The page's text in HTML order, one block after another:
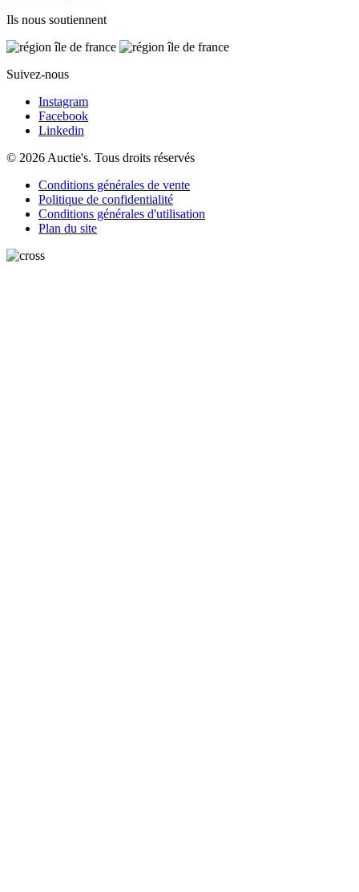
Ils nous soutiennent
Suivez-nous
Instagram
Facebook
Linkedin
© 2026 Auctie's. Tous droits réservés
Conditions générales de vente
Politique de confidentialité
Conditions générales d'utilisation
Plan du site